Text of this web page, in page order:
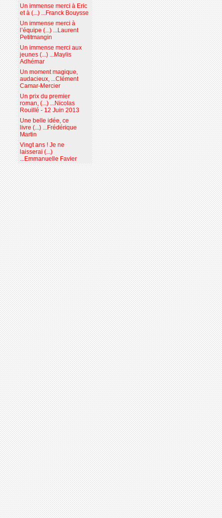
Un immense merci à Eric
et à (...) ...Franck Bouysse
Un immense merci à
l’équipe (...) ...Laurent
Petitmangin
Un immense merci aux
jeunes (...) ...Maylis
Adhémar
Un moment magique,
audacieux, ...Clément
Camar-Mercier
Un prix du premier
roman, (...) ...Nicolas
Rouillé - 12 Juin 2013
Une belle idée, ce
livre (...) ...Frédérique
Martin
Vingt ans ! Je ne
laisserai (...)
...Emmanuelle Favier